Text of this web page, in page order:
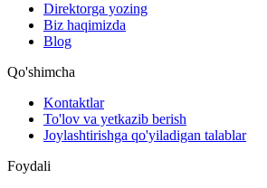
Direktorga yozing
Biz haqimizda
Blog
Qo'shimcha
Kontaktlar
To'lov va yetkazib berish
Joylashtirishga qo'yiladigan talablar
Foydali